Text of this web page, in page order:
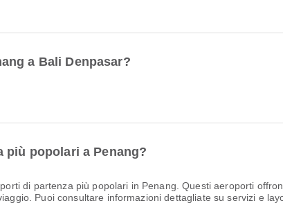
a Bali Denpasar?
più popolari a Penang?
di partenza più popolari in Penang. Questi aeroporti
Puoi consultare informazioni dettagliate su servizi e